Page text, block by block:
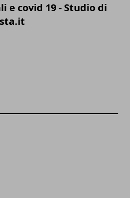
e covid 19 - Studio di